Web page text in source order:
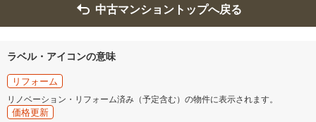
中古マンショントップへ戻る
ラベル・アイコンの意味
リフォーム
リノベーション・リフォーム済み（予定含む）の物件に表示されます。
価格更新